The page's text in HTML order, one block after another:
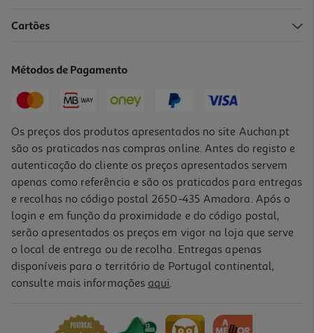
Bolacha Húngara Auchan 250g
Cartões
Métodos de Pagamento
Os preços dos produtos apresentados no site Auchan.pt
são os praticados nas compras online. Antes do registo e
autenticação do cliente os preços apresentados servem
apenas como referência e são os praticados para entregas
e recolhas no código postal 2650-435 Amadora. Após o
login e em função da proximidade e do código postal,
serão apresentados os preços em vigor na loja que serve
o local de entrega ou de recolha. Entregas apenas
disponíveis para o território de Portugal continental,
consulte mais informações aqui.